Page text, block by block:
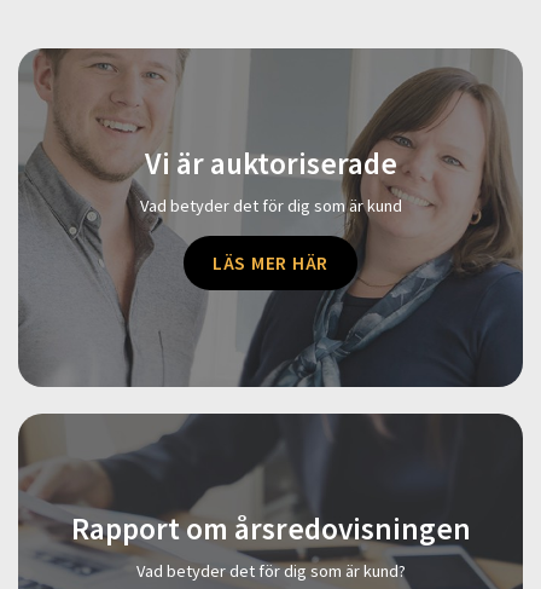
Vi är auktoriserade
Vad betyder det för dig som är kund
LÄS MER HÄR
Rapport om årsredovisningen
Vad betyder det för dig som är kund?